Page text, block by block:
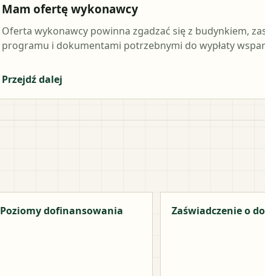
Mam ofertę wykonawcy
Oferta wykonawcy powinna zgadzać się z budynkiem,
programu i dokumentami potrzebnymi do wypłaty
Przejdź dalej
Poziomy dofinansowania Zaświadczenie o